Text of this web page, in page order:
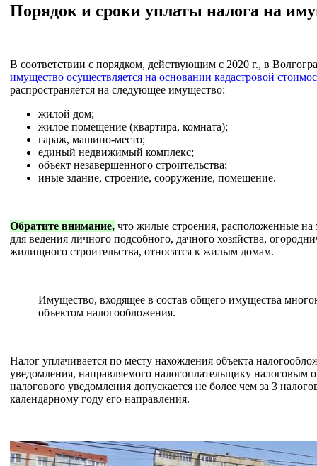
Порядок и сроки уплаты налога на
В соответствии с порядком, действующим с 2020 г., в
имущество осуществляется на основании кадастровой
распространяется на следующее имущество:
жилой дом;
жилое помещение (квартира, комната);
гараж, машино-место;
единый недвижимый комплекс;
объект незавершенного строительства;
иные здание, строение, сооружение, помещение.
Обратите внимание, что жилые строения, расположенные на
для ведения личного подсобного, дачного хозяйства,
жилищного строительства, относятся к жилым домам.
Имущество, входящее в состав общего имущества
объектом налогообложения.
Налог уплачивается по месту нахождения объекта
уведомления, направляемого налогоплательщику налоговым
налогового уведомления допускается не более чем за 3
календарному году его направления.